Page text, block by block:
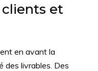
clients et
en avant la
des livrables. Des